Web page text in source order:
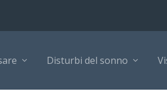
Disturbi del sonno